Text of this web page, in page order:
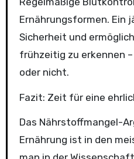
Ernährungsformen. Ein
Sicherheit und
frühzeitig zu erkennen
oder nicht.
Fazit: Zeit für eine
Das Nährstoffmangel-
Ernährung ist in den